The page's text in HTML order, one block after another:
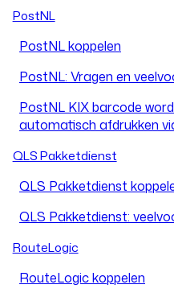
PostNL
PostNL koppelen
PostNL: Vragen en
PostNL KIX barcode
automatisch afdrukken
QLS Pakketdienst
QLS Pakketdienst
QLS Pakketdienst:
RouteLogic
RouteLogic koppelen